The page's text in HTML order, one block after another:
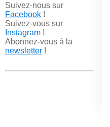
Suivez-nous sur
Facebook!
Suivez-vous sur
Instagram!
Abonnez-vous à la
newsletter!